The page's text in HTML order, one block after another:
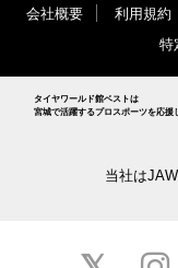
会社概要 利用規約
特
タイヤワールド館ベストは
宮城で活躍するプロスポーツを応援
当社は